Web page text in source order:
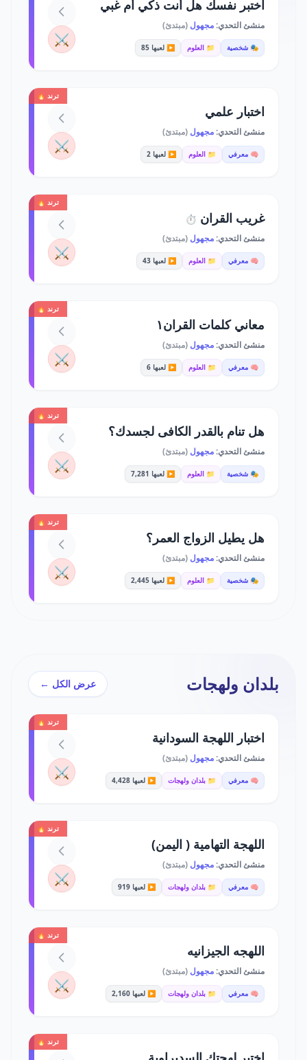
اختبر نفسك هل أنت ذكي أم غبي
منشئ التحدي:مجهول (مبتدئ)
🎭 شخصية 📁 العلوم ▶️ لعبها 85 ⚔️
ترند 🔥
اختبار علمي
منشئ التحدي:مجهول (مبتدئ)
🧠 معرفي 📁 العلوم ▶️ لعبها 2 ⚔️
ترند 🔥
غريب القران ⏱️
منشئ التحدي:مجهول (مبتدئ)
🧠 معرفي 📁 العلوم ▶️ لعبها 43 ⚔️
ترند 🔥
معاني كلمات القران١
منشئ التحدي:مجهول (مبتدئ)
🧠 معرفي 📁 العلوم ▶️ لعبها 6 ⚔️
ترند 🔥
هل تنام بالقدر الكافى لجسدك؟
منشئ التحدي:مجهول (مبتدئ)
🎭 شخصية 📁 العلوم ▶️ لعبها 7,281 ⚔️
ترند 🔥
هل يطيل الزواج العمر؟
منشئ التحدي:مجهول (مبتدئ)
🎭 شخصية 📁 العلوم ▶️ لعبها 2,445 ⚔️
بلدان ولهجات عرض الكل ←
ترند 🔥
اختبار اللهجة السودانية
منشئ التحدي:مجهول (مبتدئ)
🧠 معرفي 📁 بلدان ولهجات ▶️ لعبها 4,428 ⚔️
ترند 🔥
اللهجة التهامية ( اليمن)
منشئ التحدي:مجهول (مبتدئ)
🧠 معرفي 📁 بلدان ولهجات ▶️ لعبها 919 ⚔️
ترند 🔥
اللهجه الجيزانيه
منشئ التحدي:مجهول (مبتدئ)
🧠 معرفي 📁 بلدان ولهجات ▶️ لعبها 2,160 ⚔️
ترند 🔥